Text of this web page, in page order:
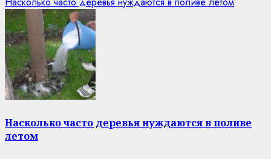
Насколько часто деревья нуждаются в поливе
летом